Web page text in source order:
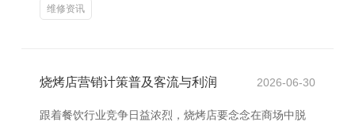
维修资讯
烧烤店营销计策普及客流与利润 2026-06-30
跟着餐饮行业竞争日益浓烈，烧烤店要念念在商场中脱